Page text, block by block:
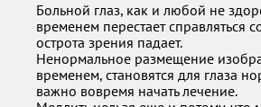
Больной глаз, как и любой не
временем перестает справляться
острота зрения падает.
Ненормальное размещение
временем, становятся для глаза
важно вовремя начать лечение.